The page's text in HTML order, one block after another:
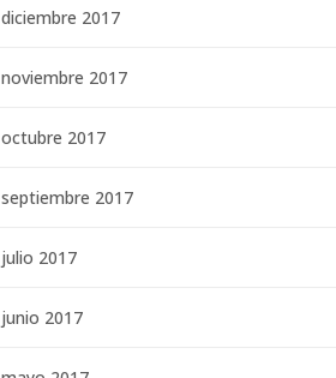
diciembre 2017
noviembre 2017
octubre 2017
septiembre 2017
julio 2017
junio 2017